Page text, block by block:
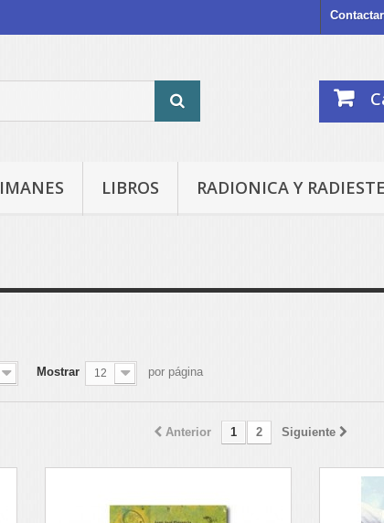
IMANES LIBROS RADIONICA Y
Mostrar 12 por página
Anterior 1 2 Siguiente